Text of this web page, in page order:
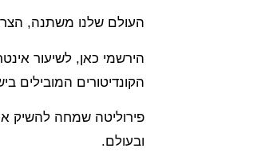
העולם שלנו משתנה,
הקונדיטורים המובילים
ובעולם.